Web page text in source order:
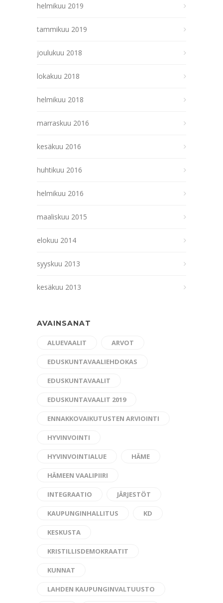
helmikuu 2019
tammikuu 2019
joulukuu 2018
lokakuu 2018
helmikuu 2018
marraskuu 2016
kesäkuu 2016
huhtikuu 2016
helmikuu 2016
maaliskuu 2015
elokuu 2014
syyskuu 2013
kesäkuu 2013
AVAINSANAT
ALUEVAALIT ARVOT
EDUSKUNTAVAALIEHDOKAS
EDUSKUNTAVAALIT
EDUSKUNTAVAALIT 2019
ENNAKKOVAIKUTUSTEN ARVIOINTI
HYVINVOINTI
HYVINVOINTIALUE HÄME
HÄMEEN VAALIPIIRI
INTEGRAATIO JÄRJESTÖT
KAUPUNGINHALLITUS KD
KESKUSTA
KRISTILLISDEMOKRAATIT
KUNNAT
LAHDEN KAUPUNGINVALTUUSTO